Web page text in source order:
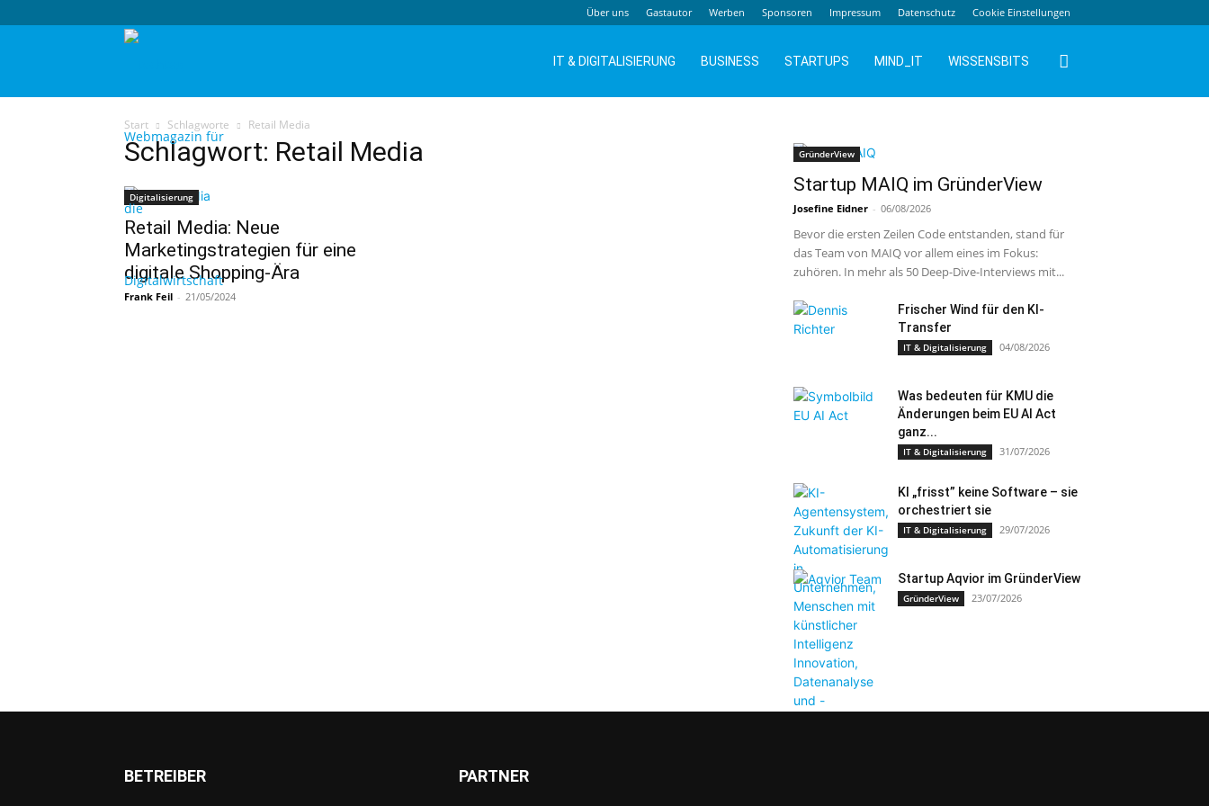
Über uns Gastautor Werben Sponsoren Impressum Datenschutz Cookie Einstellungen
IT & DIGITALISIERUNG BUSINESS STARTUPS MIND_IT WISSENSBITS
Start Schlagworte Retail Media
Schlagwort: Retail Media
Digitalisierung
Retail Media: Neue
Marketingstrategien für eine
digitale Shopping-Ära
Frank Feil - 21/05/2024
GründerView
Startup MAIQ im GründerView
Josefine Eidner - 06/08/2026
Bevor die ersten Zeilen Code entstanden, stand für
das Team von MAIQ vor allem eines im Fokus:
zuhören. In mehr als 50 Deep-Dive-Interviews mit...
Frischer Wind für den KI-
Transfer
IT & Digitalisierung 04/08/2026
Was bedeuten für KMU die
Änderungen beim EU AI Act
ganz...
IT & Digitalisierung 31/07/2026
KI „frisst” keine Software – sie
orchestriert sie
IT & Digitalisierung 29/07/2026
Startup Aqvior im GründerView
GründerView 23/07/2026
BETREIBER PARTNER